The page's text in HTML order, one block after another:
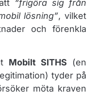
“frigöra sig från
lösning”, vilket
och förenkla
Mobilt SITHS (en
tyder på
möta kraven